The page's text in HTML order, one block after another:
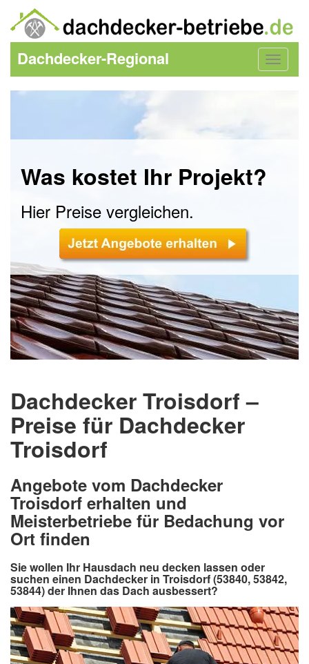
Toggle
Dachdecker-Regional
Was kostet Ihr Projekt?
Hier Preise vergleichen.
Dachdecker Troisdorf –
Preise für Dachdecker
Troisdorf
Angebote vom Dachdecker
Troisdorf erhalten und
Meisterbetriebe für Bedachung vor
Ort finden
Sie wollen Ihr Hausdach neu decken lassen oder
suchen einen Dachdecker in Troisdorf (53840, 53842,
53844) der Ihnen das Dach ausbessert?